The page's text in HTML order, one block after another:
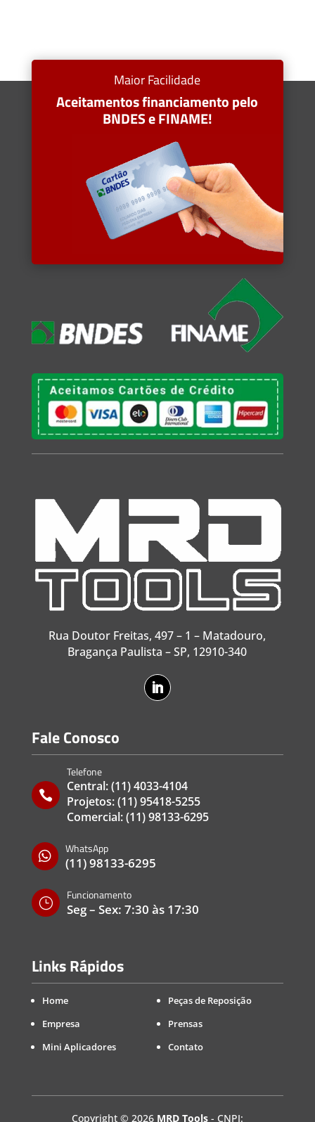
Maior Facilidade
Aceitamentos financiamento pelo
BNDES e FINAME!
Rua Doutor Freitas, 497 – 1 – Matadouro,
Bragança Paulista – SP, 12910-340
Fale Conosco

Telefone
Central:(11) 4033-4104
Projetos:(11) 95418-5255
Comercial:(11) 98133-6295

WhatsApp
(11) 98133-6295
}
Funcionamento
Seg – Sex: 7:30 às 17:30
Links Rápidos
Home
Empresa
Mini Aplicadores
Peças de Reposição
Prensas
Contato
Copyright © 2026 MRD Tools- CNPJ: